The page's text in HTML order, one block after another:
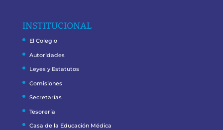
INSTITUCIONAL
El Colegio
Autoridades
Leyes y Estatutos
Comisiones
Secretarías
Tesorería
Casa de la Educación Médica